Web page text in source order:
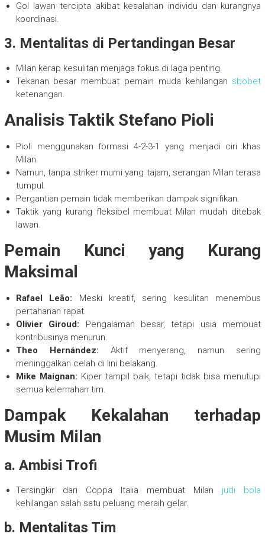
Gol lawan tercipta akibat kesalahan individu dan kurangnya
koordinasi.
3. Mentalitas di Pertandingan Besar
Milan kerap kesulitan menjaga fokus di laga penting.
Tekanan besar membuat pemain muda kehilangan sbobet
ketenangan.
Analisis Taktik Stefano Pioli
Pioli menggunakan formasi 4-2-3-1 yang menjadi ciri khas
Milan.
Namun, tanpa striker murni yang tajam, serangan Milan terasa
tumpul.
Pergantian pemain tidak memberikan dampak signifikan.
Taktik yang kurang fleksibel membuat Milan mudah ditebak
lawan.
Pemain Kunci yang Kurang
Maksimal
Rafael Leão: Meski kreatif, sering kesulitan menembus
pertahanan rapat.
Olivier Giroud: Pengalaman besar, tetapi usia membuat
kontribusinya menurun.
Theo Hernández: Aktif menyerang, namun sering
meninggalkan celah di lini belakang.
Mike Maignan: Kiper tampil baik, tetapi tidak bisa menutupi
semua kelemahan tim.
Dampak Kekalahan terhadap
Musim Milan
a. Ambisi Trofi
Tersingkir dari Coppa Italia membuat Milan judi bola
kehilangan salah satu peluang meraih gelar.
b. Mentalitas Tim